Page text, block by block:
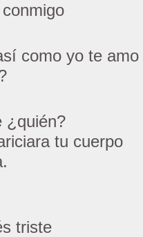
como yo te amo
¿quién?
tu cuerpo
triste